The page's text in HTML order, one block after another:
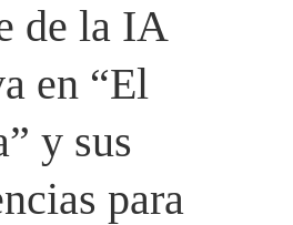
de la IA
en “El
y sus
para